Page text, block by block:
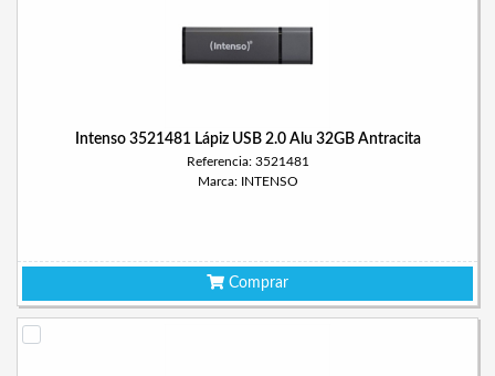
Intenso 3521481 Lápiz USB 2.0 Alu 32GB Antracita
Referencia: 3521481
Marca: INTENSO
Comprar